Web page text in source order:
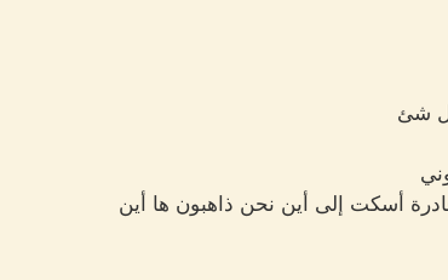
شئ
أسكت إلى أين نحن ذاهبون ها أين